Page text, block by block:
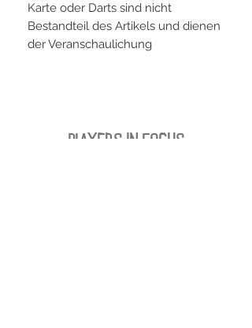
Karte oder Darts sind nicht
Bestandteil des Artikels und dienen
der Veranschaulichung
PLAYERS IN FOCUS